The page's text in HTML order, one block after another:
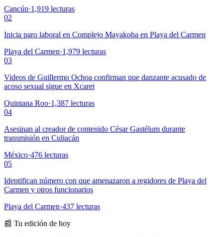
Cancún·1,919 lecturas
02
Inicia paro laboral en Complejo Mayakoba en Playa del Carmen
Playa del Carmen·1,979 lecturas
03
Videos de Guillermo Ochoa confirman que danzante acusado de
acoso sexual sigue en Xcaret
Quintana Roo·1,387 lecturas
04
Asesinan al creador de contenido César Gastélum durante
transmisión en Culiacán
México·476 lecturas
05
Identifican número con que amenazaron a regidores de Playa del
Carmen y otros funcionarios
Playa del Carmen·437 lecturas
📰 Tu edición de hoy